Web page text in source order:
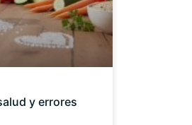
y errores